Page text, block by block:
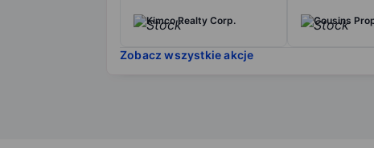
Kimco Realty Corp. Cousins
Zobacz wszystkie akcje